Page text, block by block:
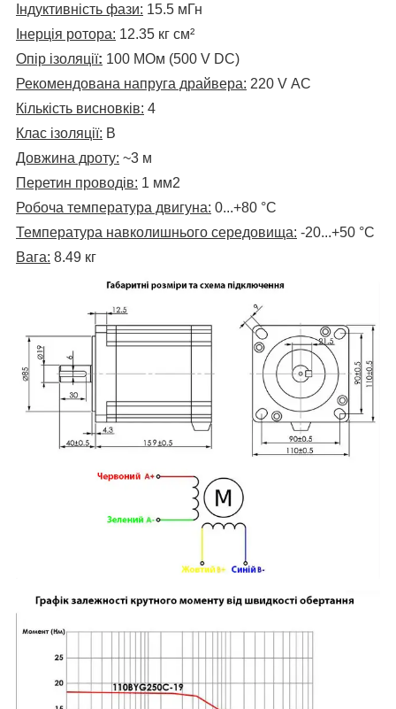
Індуктивність фази: 15.5 мГн
Інерція ротора: 12.35 кг см²
Опір ізоляції: 100 МОм (500 V DC)
Рекомендована напруга драйвера: 220 V АС
Кількість висновків: 4
Клас ізоляції: В
Довжина дроту: ~3 м
Перетин проводів: 1 мм2
Робоча температура двигуна: 0...+80 °C
Температура навколишнього середовища: -20...+50 °C
Вага: 8.49 кг